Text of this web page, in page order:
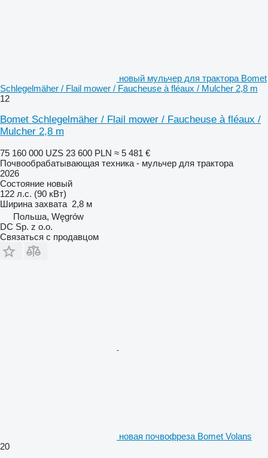
новый мульчер для трактора Bomet
Schlegelmäher / Flail mower / Faucheuse à fléaux / Mulcher 2,8 m
12
Bomet Schlegelmäher / Flail mower / Faucheuse à fléaux /
Mulcher 2,8 m
75 160 000 UZS 23 600 PLN ≈ 5 481 €
Почвообрабатывающая техника - мульчер для трактора
2026
Состояние новый
122 л.с. (90 кВт)
Ширина захвата 2,8 м
Польша, Węgrów
DC Sp. z o.o.
Связаться с продавцом
новая почвофреза Bomet Volans
20